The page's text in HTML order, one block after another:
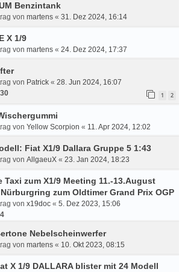
Benzintank
von martens « 31. Dez 2024, 16:14
X 1/9
von martens « 24. Dez 2024, 17:37
von Patrick « 28. Jun 2024, 16:07
30 1 2
von Yellow Scorpion « 11. Apr 2024, 12:02
Fiat X1/9 Dallara Gruppe 5 1:43
von AllgaeuX « 23. Jan 2024, 18:23
Taxi zum X1/9 Meeting 11.-13.August
zum Oldtimer Grand Prix OGP
von x19doc « 5. Dez 2023, 15:06
4
Nebelscheinwerfer
von martens « 10. Okt 2023, 08:15
X 1/9 DALLARA blister mit 24 Modell